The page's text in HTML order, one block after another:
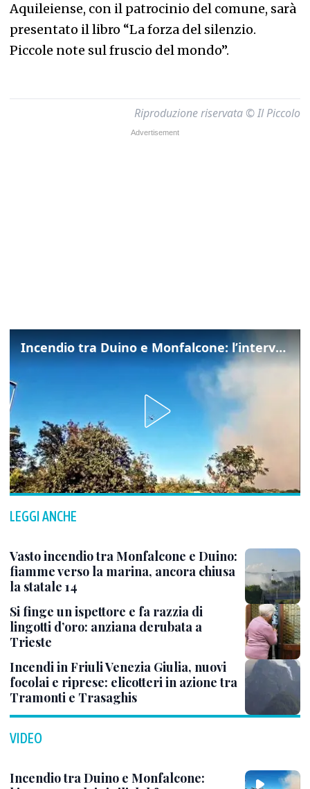
Aquileiense, con il patrocinio del comune, sarà
presentato il libro “La forza del silenzio.
Piccole note sul fruscio del mondo”.
Riproduzione riservata © Il Piccolo
Incendio tra Duino e Monfalcone: l’intervento dei vigili del fuoco
LEGGI ANCHE
Vasto incendio tra Monfalcone e Duino:
fiamme verso la marina, ancora chiusa
la statale 14
Si finge un ispettore e fa razzia di
lingotti d’oro: anziana derubata a
Trieste
Incendi in Friuli Venezia Giulia, nuovi
focolai e riprese: elicotteri in azione tra
Tramonti e Trasaghis
VIDEO
Incendio tra Duino e Monfalcone: